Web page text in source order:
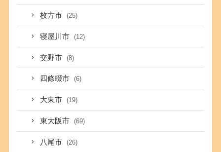
枚方市 (25)
寝屋川市 (12)
交野市 (8)
四條畷市 (6)
大東市 (19)
東大阪市 (69)
八尾市 (26)